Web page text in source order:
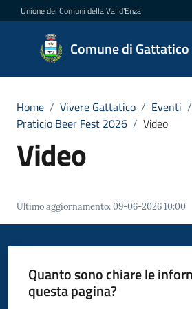
Vai al contenuto
Vai alla navigazione
Vai al footer
Unione dei Comuni della Val d'Enza
Comune di Gattatico
Comune
di
Amministrazione
Servizi
Comune
Home / Vivere Gattatico / Eventi /
Praticio Beer Fest 2026 / Video
Video
Ultimo aggiornamento:09-06-2026 10:00
Quanto sono chiare le
questa pagina?